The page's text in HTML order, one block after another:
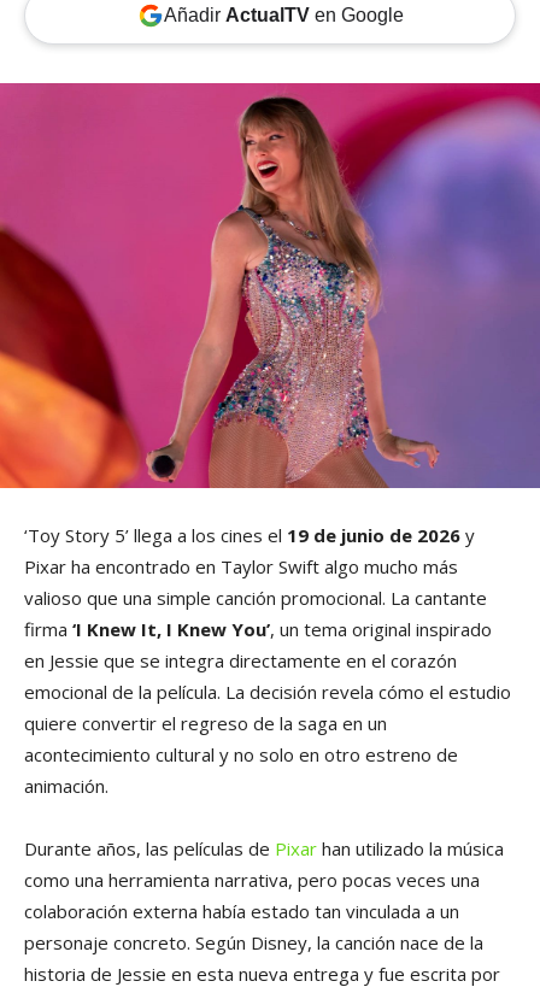
Añadir ActualTVen Google
‘Toy Story 5’ llega a los cines el 19 de junio de 2026 y
Pixar ha encontrado en Taylor Swift algo mucho más
valioso que una simple canción promocional. La cantante
firma ‘I Knew It, I Knew You’, un tema original inspirado
en Jessie que se integra directamente en el corazón
emocional de la película. La decisión revela cómo el estudio
quiere convertir el regreso de la saga en un
acontecimiento cultural y no solo en otro estreno de
animación.
Durante años, las películas de Pixar han utilizado la música
como una herramienta narrativa, pero pocas veces una
colaboración externa había estado tan vinculada a un
personaje concreto. Según Disney, la canción nace de la
historia de Jessie en esta nueva entrega y fue escrita por